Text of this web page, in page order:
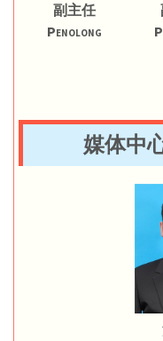
副主任
Penolong
媒体中